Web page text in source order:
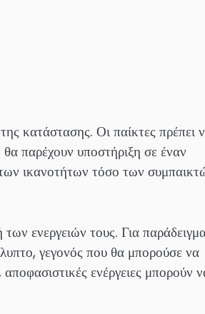
κατάστασης. Οι παίκτες πρέπει
παρέχουν υποστήριξη σε έναν
ικανοτήτων τόσο των
ενεργειών τους. Για
γεγονός που θα μπορούσε να
ενέργειες μπορούν